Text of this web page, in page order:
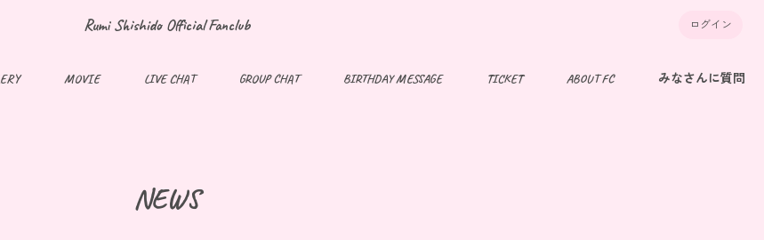
Rumi Shishido Official Fanclub ログイン
MOVIE LIVE CHAT GROUP CHAT BIRTHDAY MESSAGE TICKET ABOUT FC みなさんに質問
NEWS